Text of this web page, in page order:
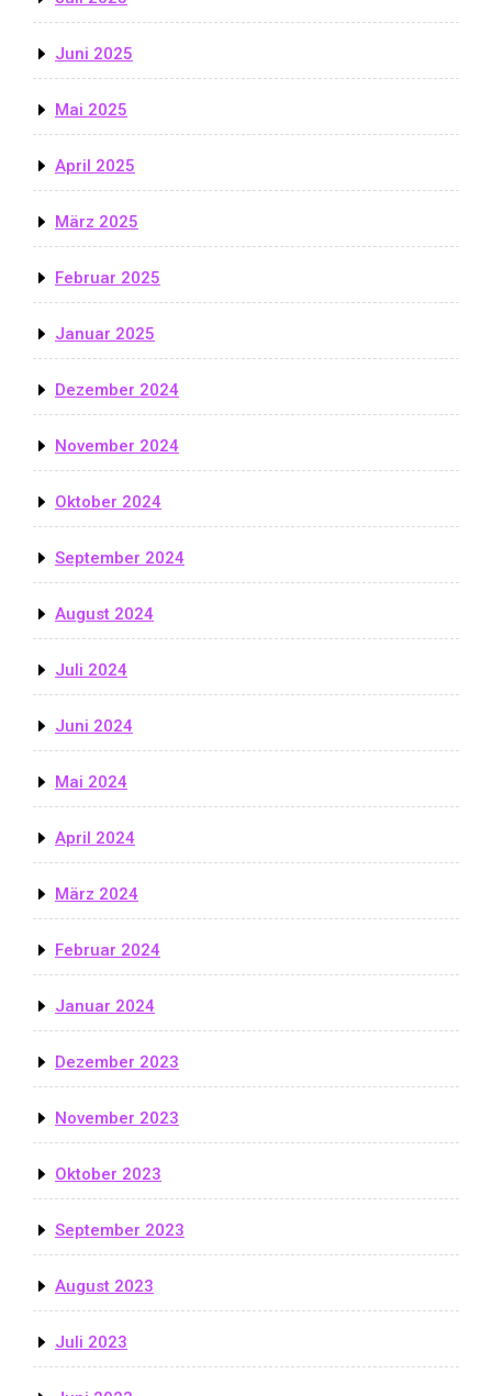
Juni 2025
Mai 2025
April 2025
März 2025
Februar 2025
Januar 2025
Dezember 2024
November 2024
Oktober 2024
September 2024
August 2024
Juli 2024
Juni 2024
Mai 2024
April 2024
März 2024
Februar 2024
Januar 2024
Dezember 2023
November 2023
Oktober 2023
September 2023
August 2023
Juli 2023